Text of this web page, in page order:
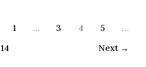
1 … 3 4 5
…
14
Next →